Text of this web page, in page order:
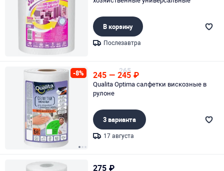
В корзину
Послезавтра
-8% 245 — 265
245 ₽
Qualita Optima салфетки вискозные в
рулоне
3 варианта
17 августа
275 ₽